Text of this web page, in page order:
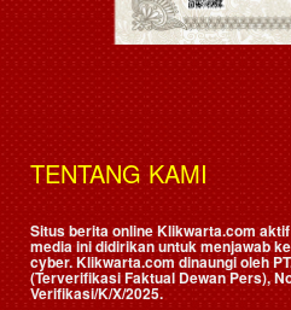
TENTANG KAMI
Situs berita online Klikwarta.com
media ini didirikan untuk menjawab
cyber. Klikwarta.com dinaungi oleh
(Terverifikasi Faktual Dewan Pers),
Verifikasi/K/X/2025.